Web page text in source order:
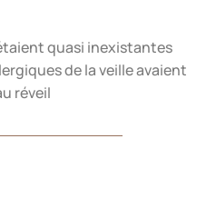
quasi inexistantes
de la veille avaient
réveil